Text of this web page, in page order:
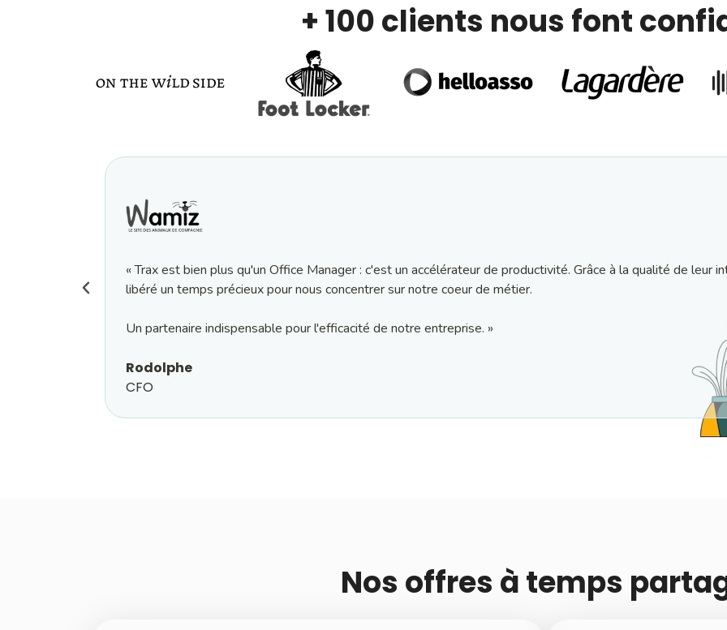
+ 100 clients nous font
« Trax est bien plus qu'un Office Manager : c'est un accélérateur de productivité. Grâce à la qualité de leur
libéré un temps précieux pour nous concentrer sur notre coeur de métier.
Un partenaire indispensable pour l'efficacité de notre entreprise. »
Rodolphe
CFO
Nos offres à temps